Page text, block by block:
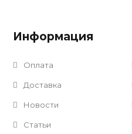
Информация
Оплата
Доставка
Новости
Статьи